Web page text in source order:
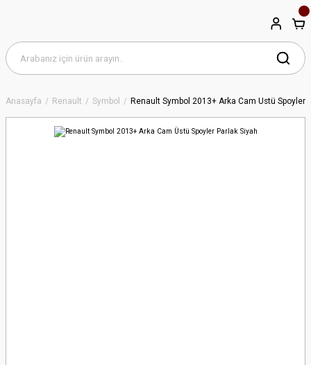
Anasayfa Renault Symbol Renault Symbol 2013+ Arka Cam Üstü Spoyler